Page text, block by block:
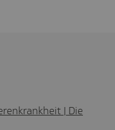
| Die